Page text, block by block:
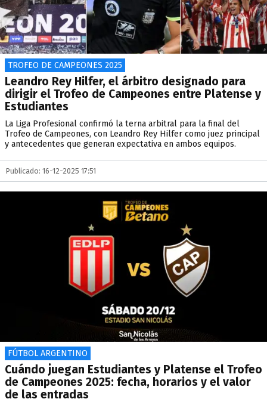
TROFEO DE CAMPEONES 2025
Leandro Rey Hilfer, el árbitro designado para
dirigir el Trofeo de Campeones entre Platense y
Estudiantes
La Liga Profesional confirmó la terna arbitral para la final del
Trofeo de Campeones, con Leandro Rey Hilfer como juez principal
y antecedentes que generan expectativa en ambos equipos.
Publicado: 16-12-2025 17:51
FÚTBOL ARGENTINO
Cuándo juegan Estudiantes y Platense el Trofeo
de Campeones 2025: fecha, horarios y el valor
de las entradas